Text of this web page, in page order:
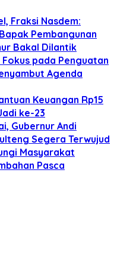
Fraksi Nasdem:
Pembangunan
Bakal Dilantik
Fokus pada Penguatan
Agenda
Keuangan Rp15
ke-23
Gubernur Andi
Segera Terwujud
Masyarakat
Pasca